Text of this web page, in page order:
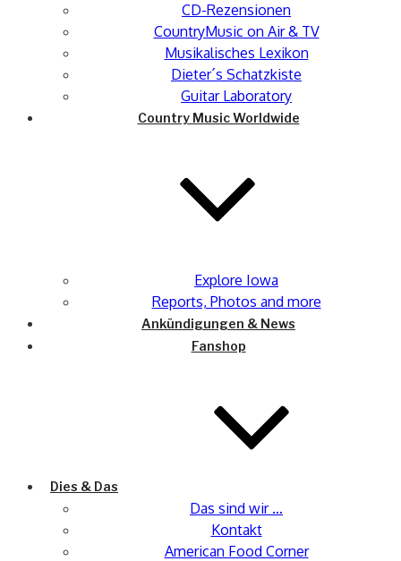
CD-Rezensionen
CountryMusic on Air & TV
Musikalisches Lexikon
Dieter´s Schatzkiste
Guitar Laboratory
Country Music Worldwide
Explore Iowa
Reports, Photos and more
Ankündigungen & News
Fanshop
Dies & Das
Das sind wir …
Kontakt
American Food Corner